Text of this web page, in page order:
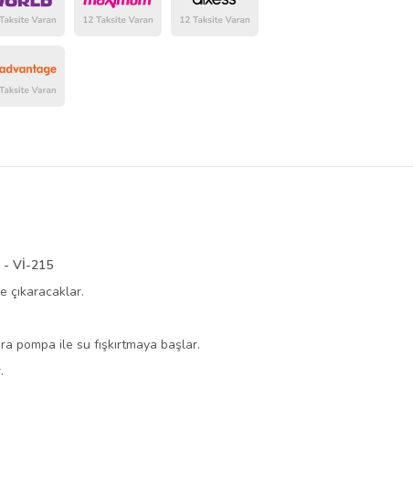
- Vİ-215
çıkaracaklar.
pompa ile su fışkırtmaya başlar.